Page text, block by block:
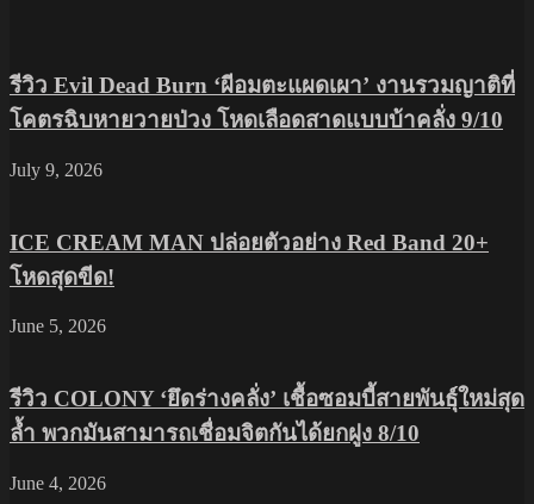
รีวิว Evil Dead Burn ‘ผีอมตะแผดเผา’ งานรวมญาติที่
โคตรฉิบหายวายป่วง โหดเลือดสาดแบบบ้าคลั่ง 9/10
July 9, 2026
ICE CREAM MAN ปล่อยตัวอย่าง Red Band 20+
โหดสุดขีด!
June 5, 2026
รีวิว COLONY ‘ยึดร่างคลั่ง’ เชื้อซอมบี้สายพันธุ์ใหม่สุด
ล้ำ พวกมันสามารถเชื่อมจิตกันได้ยกฝูง 8/10
June 4, 2026